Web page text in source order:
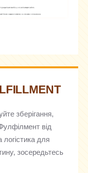
зберігання,
від
для
зосередьтесь